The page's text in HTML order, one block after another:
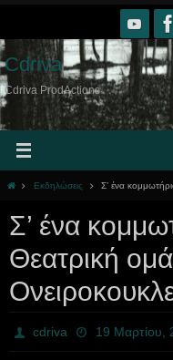
content
Cdriva
Cdriva ProdActions
HomeΕκδηλώσεις Σ’ ένα
Σ’ ένα
Θεατρική
cdriva 19 Μαρτίου,